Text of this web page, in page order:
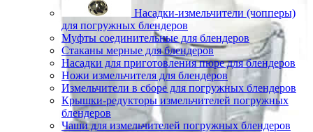
Насадки-измельчители (чопперы)
для погружных блендеров
Муфты соединительные для блендеров
Стаканы мерные для блендеров
Насадки для приготовления пюре для блендеров
Ножи измельчителя для блендеров
Измельчители в сборе для погружных блендеров
Крышки-редукторы измельчителей погружных
блендеров
Чаши для измельчителей погружных блендеров